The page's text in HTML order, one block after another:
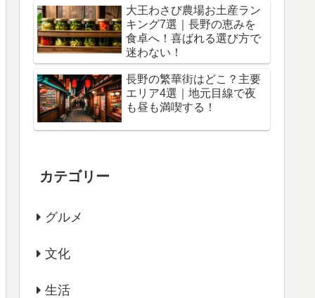
大王わさび農場お土産ラン
キング7選｜長野の恵みを
食卓へ！喜ばれる選び方で
迷わない！
長野の繁華街はどこ？主要
エリア4選｜地元目線で夜
も昼も満喫する！
カテゴリー
グルメ
文化
生活